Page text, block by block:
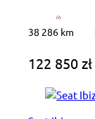
38 286 km
122 850 zł